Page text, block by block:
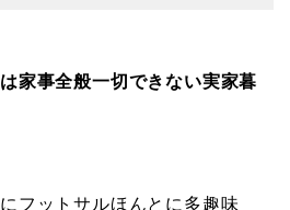
家事全般一切できない実家暮
フットサルほんとに多趣味